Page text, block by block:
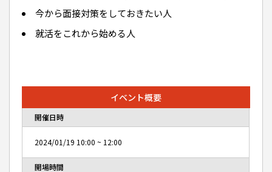
今から面接対策をしておきたい人
就活をこれから始める人
イベント概要
開催日時
2024/01/19 10:00 ~ 12:00
開場時間